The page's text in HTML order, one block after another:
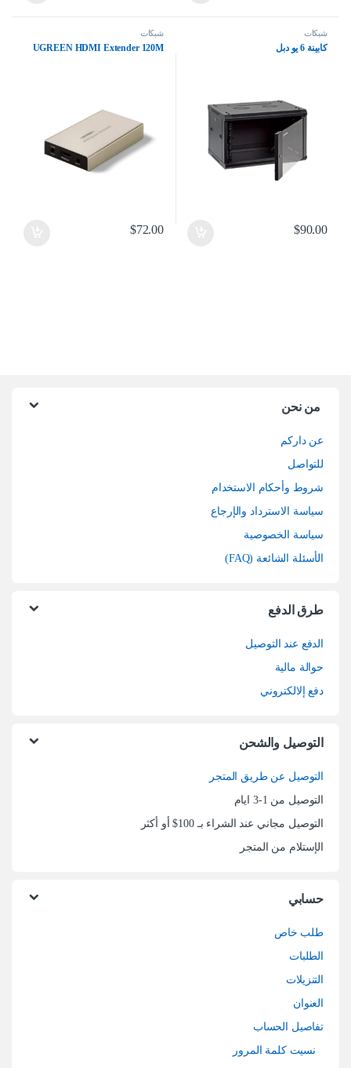
شبكات
كابينة 6 يو دبل
$90.00
شبكات
UGREEN HDMI Extender 120M
$72.00
من نحن
عن داركم
للتواصل
شروط وأحكام الاستخدام
سياسة الاسترداد والإرجاع
سياسة الخصوصية
الأسئلة الشائعة (FAQ)
طرق الدفع
الدفع عند التوصيل
حوالة مالية
دفع إلالكتروني
التوصيل والشحن
التوصيل عن طريق المتجر
التوصيل من 1-3 ايام
التوصيل مجاني عند الشراء بـ 100$ أو أكثر
الإستلام من المتجر
حسابي
طلب خاص
الطلبات
التنزيلات
العنوان
تفاصيل الحساب
نسيت كلمة المرور